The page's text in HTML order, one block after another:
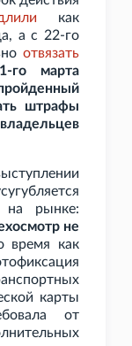
как
а с 22-го
отвязать
го марта
штрафы
на рынке:
не
время как
карты
от